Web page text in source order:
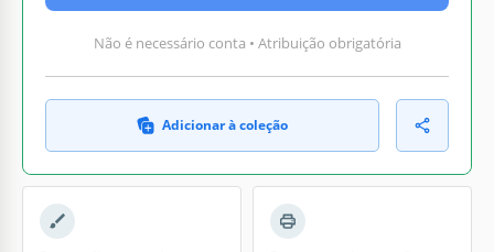
Não é necessário conta • Atribuição obrigatória
Adicionar à coleção